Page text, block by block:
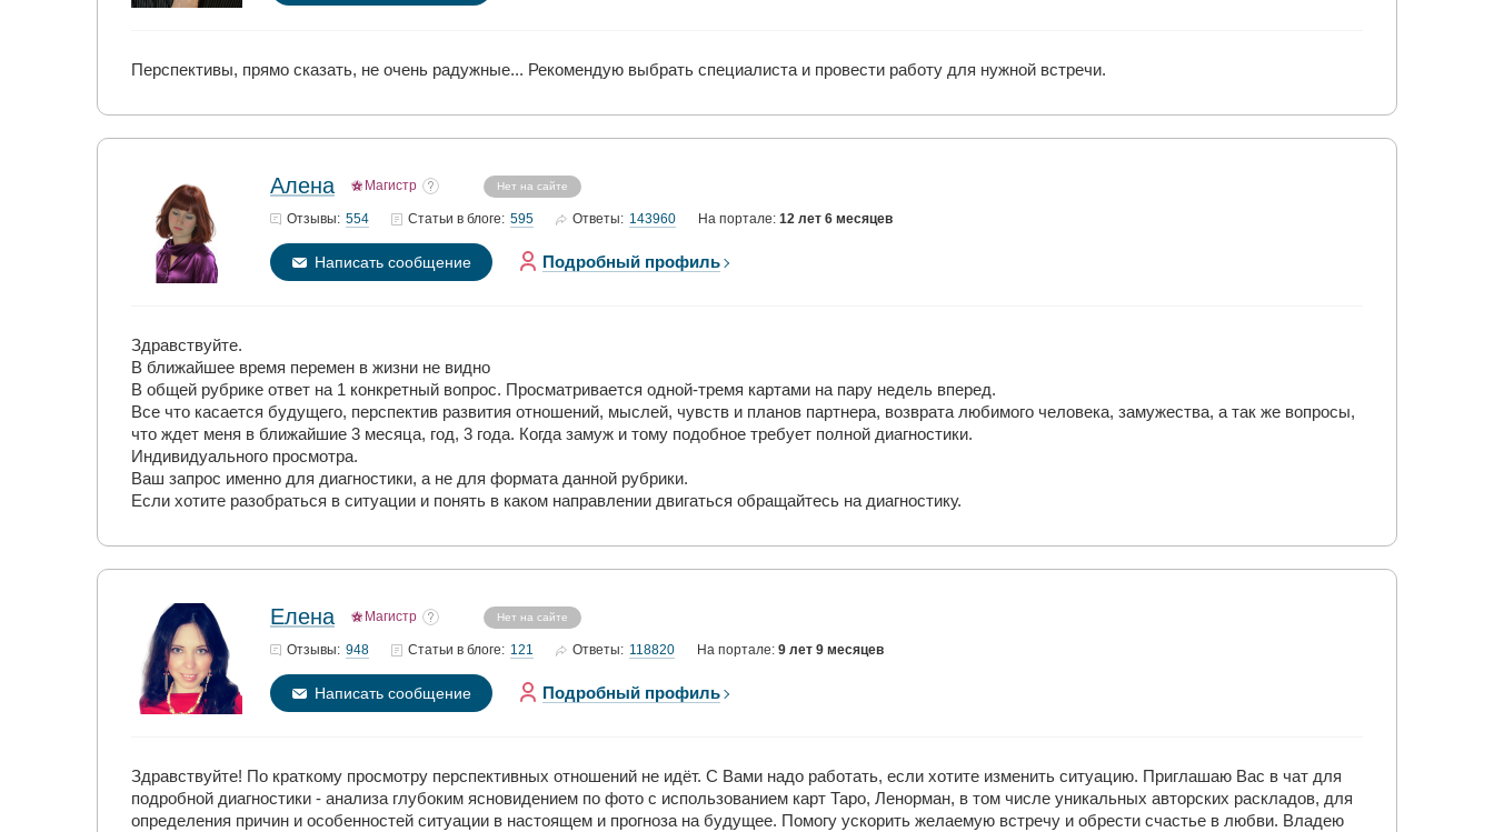
Перспективы, прямо сказать, не очень радужные... Рекомендую выбрать специалиста и провести работу для нужной встречи.
Алена Магистр Нет на сайте
Отзывы: 554 Статьи в блоге: 595 Ответы: 143960 На портале: 12 лет 6 месяцев
Написать сообщение Подробный профиль
Здравствуйте.
В ближайшее время перемен в жизни не видно
В общей рубрике ответ на 1 конкретный вопрос. Просматривается одной-тремя картами на пару недель вперед.
Все что касается будущего, перспектив развития отношений, мыслей, чувств и планов партнера, возврата любимого человека, замужества, а так же вопросы,
что ждет меня в ближайшие 3 месяца, год, 3 года. Когда замуж и тому подобное требует полной диагностики.
Индивидуального просмотра.
Ваш запрос именно для диагностики, а не для формата данной рубрики.
Если хотите разобраться в ситуации и понять в каком направлении двигаться обращайтесь на диагностику.
Елена Магистр Нет на сайте
Отзывы: 948 Статьи в блоге: 121 Ответы: 118820 На портале: 9 лет 9 месяцев
Написать сообщение Подробный профиль
Здравствуйте! По краткому просмотру перспективных отношений не идёт. С Вами надо работать, если хотите изменить ситуацию. Приглашаю Вас в чат для
подробной диагностики - анализа глубоким ясновидением по фото с использованием карт Таро, Ленорман, в том числе уникальных авторских раскладов, для
определения причин и особенностей ситуации в настоящем и прогноза на будущее. Помогу ускорить желаемую встречу и обрести счастье в любви. Владею